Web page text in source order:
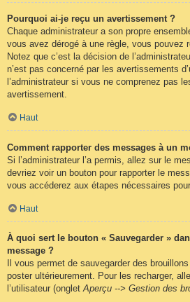
Pourquoi ai-je reçu un avertissement ?
Chaque administrateur a son propre
vous avez dérogé à une règle, vous pouvez
Notez que c’est la décision de
n’est pas concerné par les avertissements
l’administrateur si vous ne comprenez pas
avertissement.
Haut
Comment rapporter des messages à un
Si l’administrateur l’a permis, allez sur le
devriez voir un bouton pour rapporter le
vous accéderez aux étapes nécessaires
Haut
À quoi sert le bouton « Sauvegarder »
message ?
Il vous permet de sauvegarder des
poster ultérieurement. Pour les recharger,
l’utilisateur (ongletAperçu --> Gestion des